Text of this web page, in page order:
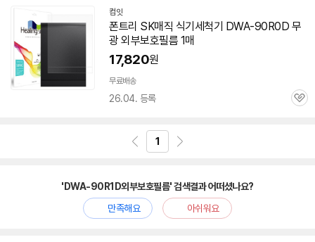
컴잇네
이
버
이
폰트리 SK매직 식기세척기 DWA-90R0D 무
광 외부보호필름 1매
17,820원
무료배송
26.04. 등록
관
1
'DWA-90R1D외부보호필름' 검색결과 어떠셨나요?
만족해요
아쉬워요